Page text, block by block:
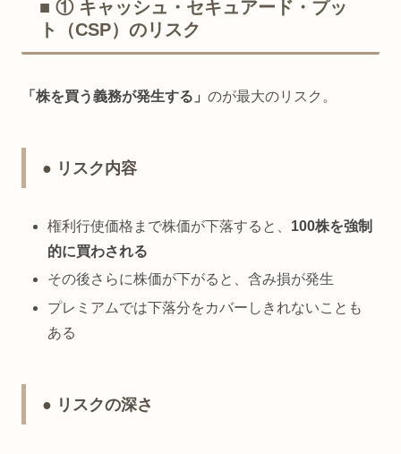
■ ① キャッシュ・セキュアード・プッ
ト（CSP）のリスク
「株を買う義務が発生する」 のが最大のリスク。
● リスク内容
権利行使価格まで株価が下落すると、 100株を強制
的に買わされる
その後さらに株価が下がると、含み損が発生
プレミアムでは下落分をカバーしきれないことも
ある
● リスクの深さ